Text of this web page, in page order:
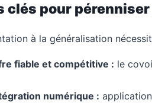
clés pour
à la généralisation
fiable et compétitive : le
numérique :